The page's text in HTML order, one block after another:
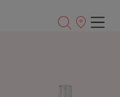
Punti